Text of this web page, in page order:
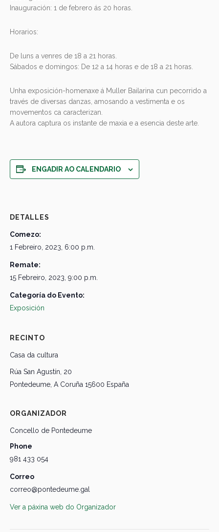
Inauguración: 1 de febrero ás 20 horas.
Horarios:
De luns a venres de 18 a 21 horas.
Sábados e domingos: De 12 a 14 horas e de 18 a 21 horas.
Unha exposición-homenaxe á Muller Bailarina cun pecorrido a
través de diversas danzas, amosando a vestimenta e os
movementos ca caracterizan.
A autora captura os instante de maxia e a esencia deste arte.
ENGADIR AO CALENDARIO
DETALLES
Comezo:
1 Febreiro, 2023, 6:00 p.m.
Remate:
15 Febreiro, 2023, 9:00 p.m.
Categoría do Evento:
Exposición
RECINTO
Casa da cultura
Rúa San Agustín, 20
Pontedeume A Coruña 15600 España
ORGANIZADOR
Concello de Pontedeume
Phone
981 433 054
Correo
correo@pontedeume.gal
Ver a páxina web do Organizador